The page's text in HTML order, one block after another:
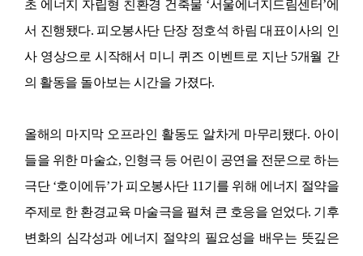
초 에너지 자립형 친환경 건축물 ‘서울에너지드림센터’에
서 진행됐다. 피오봉사단 단장 정호석 하림 대표이사의 인
사 영상으로 시작해서 미니 퀴즈 이벤트로 지난5개월 간
의 활동을 돌아보는 시간을 가졌다.
올해의 마지막 오프라인 활동도 알차게 마무리됐다. 아이
들을 위한 마술쇼, 인형극 등 어린이 공연을 전문으로 하는
극단 ‘호이에듀’가 피오봉사단11 기를 위해 에너지 절약을
주제로 한 환경교육 마술극을 펼쳐 큰 호응을 얻었다. 기후
변화의 심각성과 에너지 절약의 필요성을 배우는 뜻깊은